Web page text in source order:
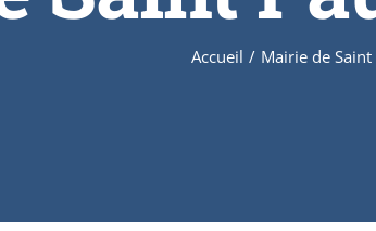
Accueil / Mairie de